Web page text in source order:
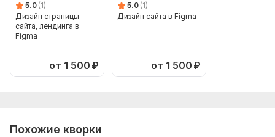
5.0 (1)
Дизайн страницы
сайта, лендинга в
Figma
от 1 500 ₽
5.0 (1)
Дизайн сайта в Figma
от 1 500 ₽
Похожие кворки